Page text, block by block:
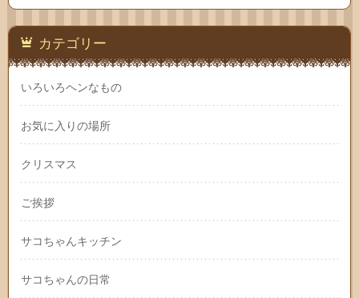
カテゴリー
いろいろヘンなもの
お気に入りの場所
クリスマス
ご挨拶
サコちゃんキッチン
サコちゃんの日常